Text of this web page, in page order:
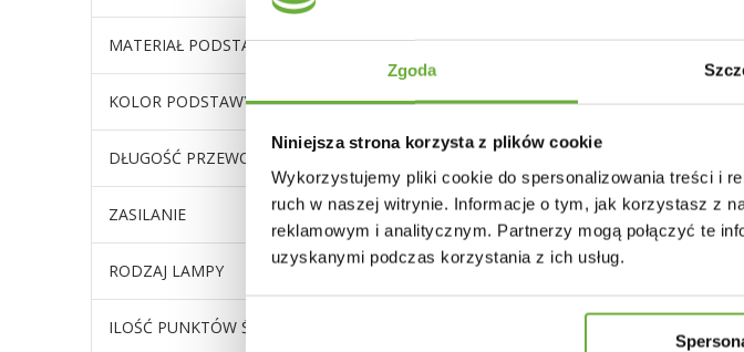
Zgoda
Niniejsza strona korzysta z plików cookie
Wykorzystujemy pliki cookie do spersonalizowania treści i
ruch w naszej witrynie. Informacje o tym, jak korzystasz z
reklamowym i analitycznym. Partnerzy mogą połączyć te
uzyskanymi podczas korzystania z ich usług.
MATERIAŁ PODSTAWY metal
KOLOR PODSTAWY złoty
DŁUGOŚĆ PRZEWODU (CM) 220
ZASILANIE sieciowe
RODZAJ LAMPY wolnostojąca
ILOŚĆ PUNKTÓW ŚWIATŁA